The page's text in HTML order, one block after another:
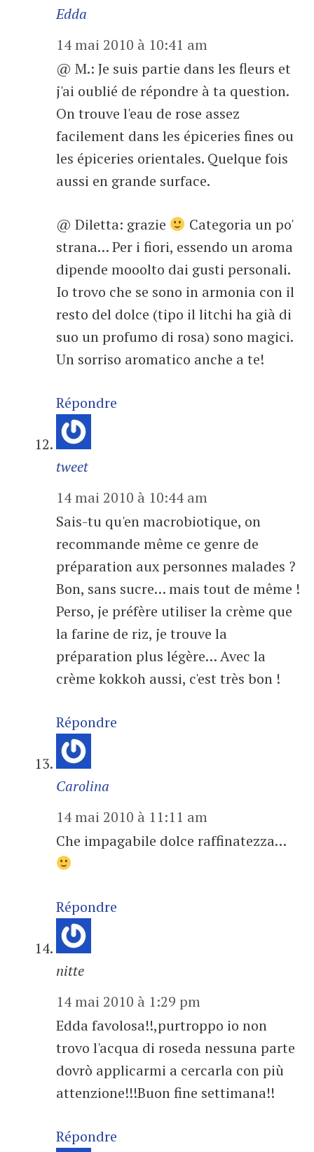
Edda
14 mai 2010 à 10:41 am
@ M.: Je suis partie dans les fleurs et
j'ai oublié de répondre à ta question.
On trouve l'eau de rose assez
facilement dans les épiceries fines ou
les épiceries orientales. Quelque fois
aussi en grande surface.
@ Diletta: grazie
Categoria un po'
strana… Per i fiori, essendo un aroma
dipende mooolto dai gusti personali.
Io trovo che se sono in armonia con il
resto del dolce (tipo il litchi ha già di
suo un profumo di rosa) sono magici.
Un sorriso aromatico anche a te!
Répondre
tweet
14 mai 2010 à 10:44 am
Sais-tu qu'en macrobiotique, on
recommande même ce genre de
préparation aux personnes malades ?
Bon, sans sucre… mais tout de même !
Perso, je préfère utiliser la crème que
la farine de riz, je trouve la
préparation plus légère… Avec la
crème kokkoh aussi, c'est très bon !
Répondre
Carolina
14 mai 2010 à 11:11 am
Che impagabile dolce raffinatezza…
Répondre
nitte
14 mai 2010 à 1:29 pm
Edda favolosa!!,purtroppo io non
trovo l'acqua di roseda nessuna parte
dovrò applicarmi a cercarla con più
attenzione!!!Buon fine settimana!!
Répondre